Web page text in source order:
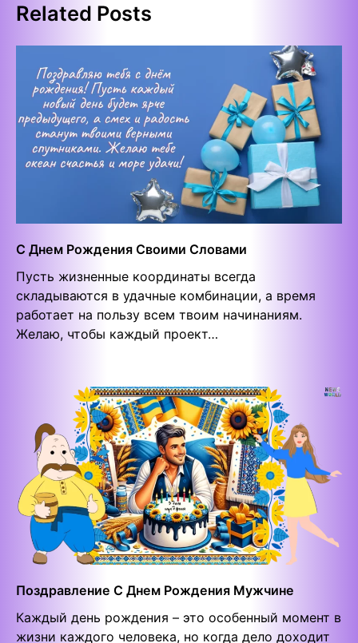
Related Posts
С Днем Рождения Своими Словами
Пусть жизненные координаты всегда
складываются в удачные комбинации, а время
работает на пользу всем твоим начинаниям.
Желаю, чтобы каждый проект…
Поздравление С Днем Рождения Мужчине
Каждый день рождения – это особенный момент в
жизни каждого человека, но когда дело доходит